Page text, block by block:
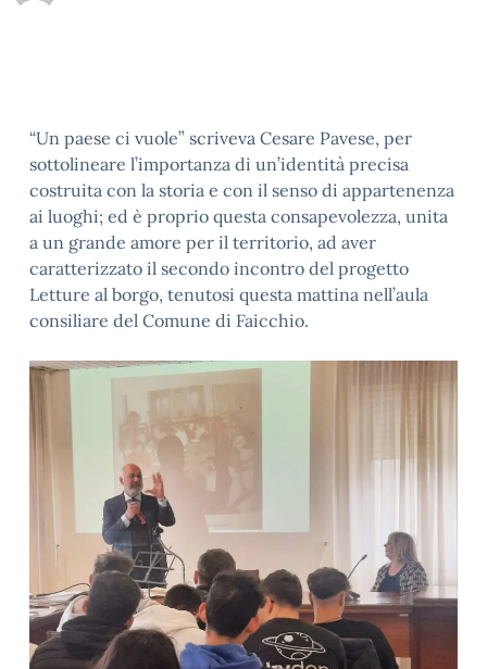
“Un paese ci vuole” scriveva Cesare Pavese, per
sottolineare l’importanza di un’identità precisa
costruita con la storia e con il senso di appartenenza
ai luoghi; ed è proprio questa consapevolezza, unita
a un grande amore per il territorio, ad aver
caratterizzato il secondo incontro del progetto
Letture al borgo, tenutosi questa mattina nell’aula
consiliare del Comune di Faicchio.